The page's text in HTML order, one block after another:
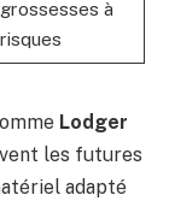
grossesses à
risques
Lodger
les futures
adapté